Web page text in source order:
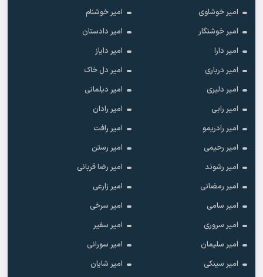
امیر خوشاوی
امیر خوشنام
امیر خوشنگار
امیر دادستان
امیر دارا
امیر دایاز
امیر درباری
امیر دل خاک
امیر دلیری
امیر دیلمانی
امیر رابی
امیر رادان
امیر رادریمو
امیر رافت
امیر رحیمی
امیر رستن
امیر رشوند
امیر رضا قربانی
امیر رمضانی
امیر زارعی
امیر سامی
امیر سرخی
امیر سروری
امیر سفیر
امیر سلیمان
امیر سورانی
امیر سینکی
امیر شایان